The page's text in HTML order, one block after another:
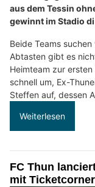
aus dem Tessin
gewinnt im Stadio
Beide Teams
Abtasten gibt es
Heimteam zur
schnell um, Ex-
Steffen auf, dessen
Weiterlesen
FC Thun
mit